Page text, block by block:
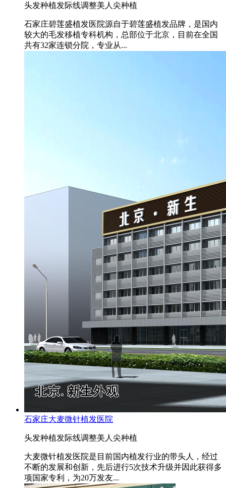
头发种植发际线调整美人尖种植
石家庄碧莲盛植发医院源自于碧莲盛植发品牌，是国内
较大的毛发移植专科机构，总部位于北京，目前在全国
共有32家连锁分院，专业从...
石家庄大麦微针植发医院
头发种植发际线调整美人尖种植
大麦微针植发医院是目前国内植发行业的带头人，经过
不断的发展和创新，先后进行5次技术升级并因此获得多
项国家专利，为20万发友...